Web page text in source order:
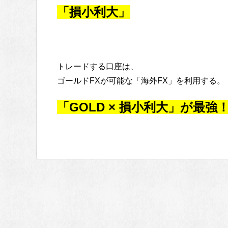
「損小利大」
トレードする口座は、
ゴールドFXが可能な「海外FX」を利用する。
「GOLD × 損小利大」が最強